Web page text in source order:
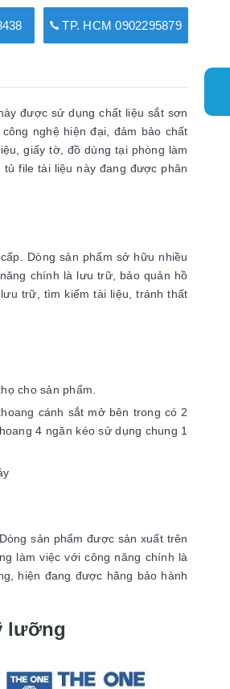
TP. HCM 0902295879
được sử dụng chất liệu sắt sơn
nghệ hiện đại, đảm bảo chất
giấy tờ, đồ dùng tại phòng làm
file tài liệu này đang được phân
Dòng sản phẩm sở hữu nhiều
chính là lưu trữ, bảo quản hồ
trữ, tìm kiếm tài liệu, tránh thất
cho sản phẩm.
cánh sắt mở bên trong có 2
4 ngăn kéo sử dụng chung 1
sản phẩm được sản xuất trên
làm việc với công năng chính là
hiện đang được hãng bảo hành
lưỡng